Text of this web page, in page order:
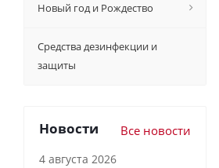
Новый год и Рождество
Средства дезинфекции и
защиты
Новости Все новости
4 августа 2026